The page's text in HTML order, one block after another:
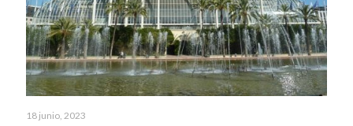
18 junio, 2023